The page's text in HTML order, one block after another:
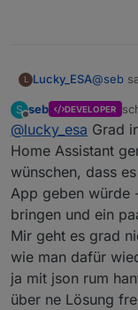
L Lucky_ESA@seb
@
In der
Du hast
erste
es
sich ein
Man
damit
wäre
Danke
Gruß//
S
Offline
seb DEVELOPER
@lucky_esa Grad
Home Assistant
wünschen, dass
App geben würde
bringen und ein
Mir geht es grad
wie man dafür
ja mit json rum
über ne Lösung